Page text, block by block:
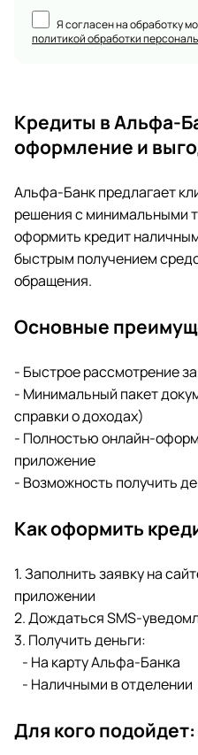
Я согласен на обработку
политикой обработки
Кредиты в Альфа-
оформление и
Альфа-Банк предлагает
решения с минимальными
оформить кредит
быстрым получением
обращения.
Основные
- Быстрое рассмотрение
- Минимальный пакет
справки о доходах)
- Полностью онлайн-
приложение
- Возможность получить
Как оформить
1. Заполнить заявку на
приложении
2. Дождаться SMS-
3. Получить деньги:
- На карту Альфа-Банка
- Наличными в отделении
Для кого подойдет: